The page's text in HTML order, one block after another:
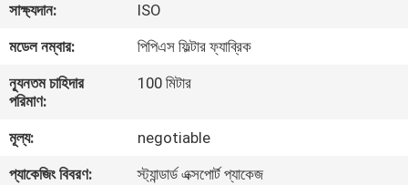
কারখানা
ভ্রমণ
নিয়ন্ত্রণ
সাক্ষ্যদান:
ISO
মডেল নম্বার:
পিপিএস ফিল্টার ফ্যাব্রিক
ন্যূনতম চাহিদার
পরিমাণ:
100 মিটার
মূল্য:
negotiable
প্যাকেজিং বিবরণ:
স্ট্যান্ডার্ড এক্সপোর্ট প্যাকেজ